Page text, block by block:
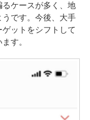
ケースが多く、地
です。今後、大手
ットをシフトして
す。